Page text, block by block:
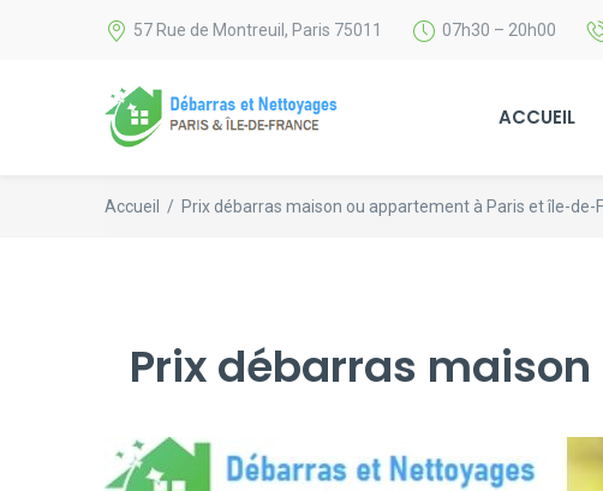
57 Rue de Montreuil, Paris 75011 07h30 – 20h00
ACCUEIL
Accueil / Prix débarras maison ou appartement à Paris et île-de-
Prix débarras